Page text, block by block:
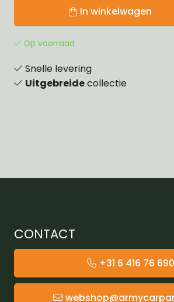
In winkelwagen
Op voorraad
Snelle levering
Uitgebreidecollectie
CONTACT
+31 6 416 76 690